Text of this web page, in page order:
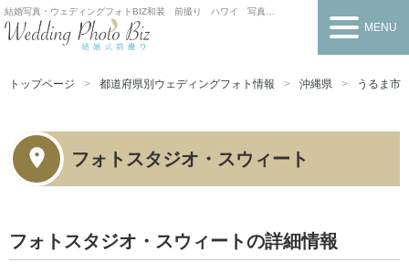
結婚写真・ウェディングフォトBIZ和装 前撮り ハワイ 写真だけの結婚式
MENU
トップページ 都道府県別ウェディングフォト情報 沖縄県 うるま市
フォトスタジオ・スウィート
フォトスタジオ・スウィートの詳細情報